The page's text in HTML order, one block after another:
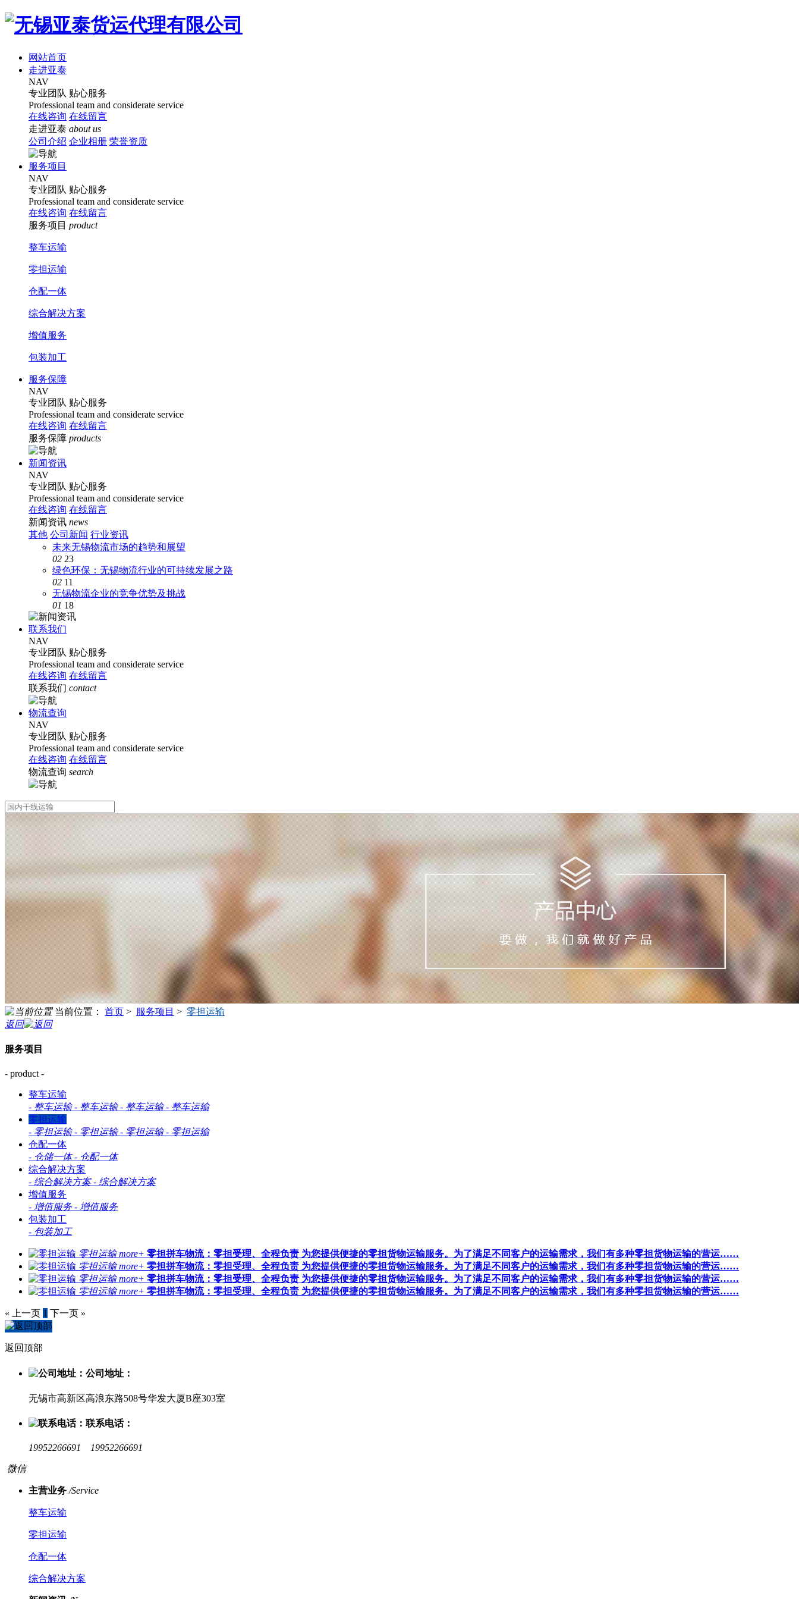
网站首页
走进亚泰
NAV
专业团队 贴心服务
Professional team and considerate service
在线咨询 在线留言
走进亚泰 about us
公司介绍 企业相册 荣誉资质
服务项目
NAV
专业团队 贴心服务
Professional team and considerate service
在线咨询 在线留言
服务项目 product
整车运输
零担运输
仓配一体
综合解决方案
增值服务
包装加工
服务保障
NAV
专业团队 贴心服务
Professional team and considerate service
在线咨询 在线留言
服务保障 products
新闻资讯
NAV
专业团队 贴心服务
Professional team and considerate service
在线咨询 在线留言
新闻资讯 news
其他 公司新闻 行业资讯
未来无锡物流市场的趋势和展望
02 23
绿色环保：无锡物流行业的可持续发展之路
02 11
无锡物流企业的竞争优势及挑战
01 18
联系我们
NAV
专业团队 贴心服务
Professional team and considerate service
在线咨询 在线留言
联系我们 contact
物流查询
NAV
专业团队 贴心服务
Professional team and considerate service
在线咨询 在线留言
物流查询 search
当前位置： 首页 > 服务项目 > 零担运输
返回
服务项目
- product -
整车运输
- 整车运输 - 整车运输 - 整车运输 - 整车运输
零担运输
- 零担运输 - 零担运输 - 零担运输 - 零担运输
仓配一体
- 仓储一体 - 仓配一体
综合解决方案
- 综合解决方案 - 综合解决方案
增值服务
- 增值服务 - 增值服务
包装加工
- 包装加工
零担运输more+ 零担拼车物流：零担受理、全程负责 为您提供便捷的零担货物运输服务。为了满足不同客户的运输需求，我们有多种零担货物运输的营运……
零担运输more+ 零担拼车物流：零担受理、全程负责 为您提供便捷的零担货物运输服务。为了满足不同客户的运输需求，我们有多种零担货物运输的营运……
零担运输more+ 零担拼车物流：零担受理、全程负责 为您提供便捷的零担货物运输服务。为了满足不同客户的运输需求，我们有多种零担货物运输的营运……
零担运输more+ 零担拼车物流：零担受理、全程负责 为您提供便捷的零担货物运输服务。为了满足不同客户的运输需求，我们有多种零担货物运输的营运……
« 上一页 1 下一页 »
返回顶部
公司地址：
无锡市高新区高浪东路508号华发大厦B座303室
联系电话：
19952266691 19952266691
微信
主营业务 /Service
整车运输
零担运输
仓配一体
综合解决方案